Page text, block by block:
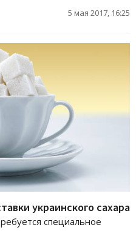
5 мая 2017, 16:25
украинского сахара
специальное